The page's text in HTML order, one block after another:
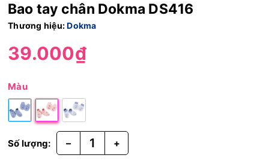
Bao tay chân Dokma DS416
Thương hiệu:Dokma
39.000₫
Màu
Số lượng: – +